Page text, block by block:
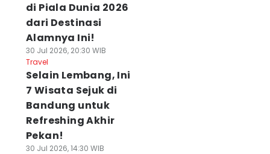
di Piala Dunia 2026
dari Destinasi
Alamnya Ini!
30 Jul 2026, 20:30 WIB
Travel
Selain Lembang, Ini
7 Wisata Sejuk di
Bandung untuk
Refreshing Akhir
Pekan!
30 Jul 2026, 14:30 WIB